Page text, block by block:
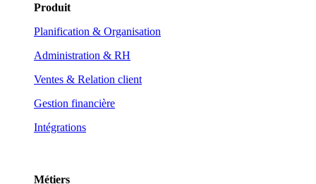
Produit
Planification & Organisation
Administration & RH
Ventes & Relation client
Gestion financière
Intégrations
Métiers